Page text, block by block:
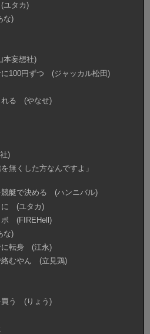
ユタカ)
な)
本妄想社)
100円ずつ (ジャッカル松田)
れる (やなせ)
)
無くした方なんですよ」
競艇で決める (ハンニバル)
に (ユタカ)
ボ (FIREHell)
な)
に転身 (江永)
絡むやん (立見鶏)
買う (りょう)